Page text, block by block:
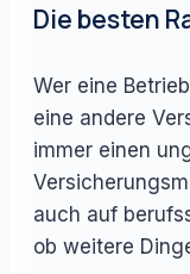
Die besten
Wer eine
eine andere
immer einen
auch auf
ob weitere